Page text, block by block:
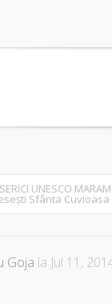
UNESCO
Sfânta
Goja la Jul 11,